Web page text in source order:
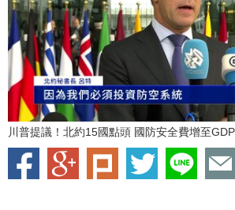
川普提議！北約15國點頭 國防安全費增至